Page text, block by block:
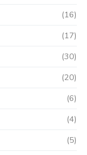
(16)
(17)
(30)
(20)
(6)
(4)
(5)